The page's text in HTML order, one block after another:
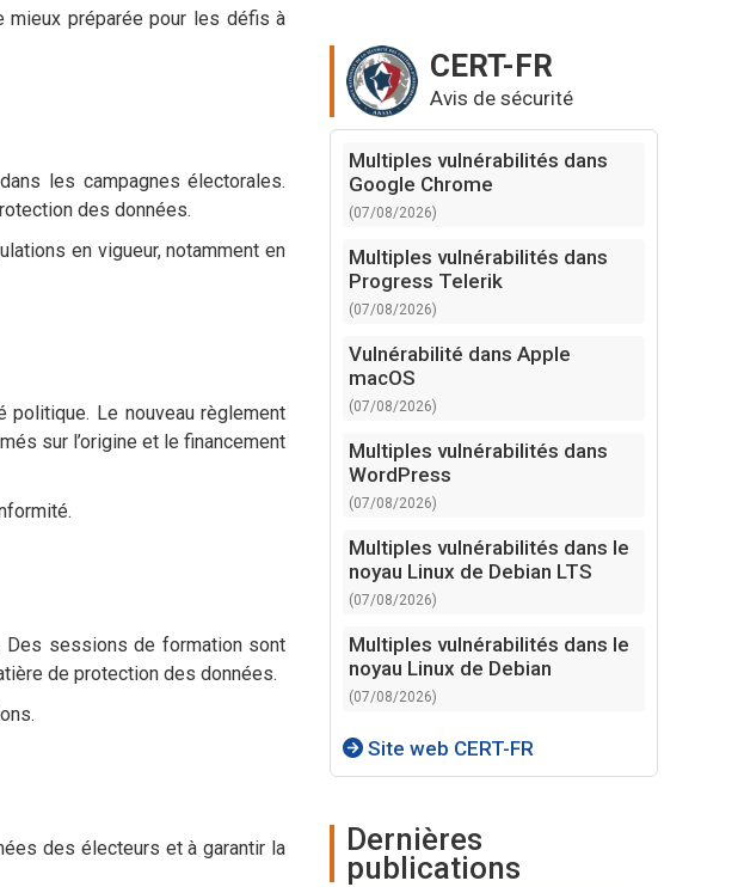
mieux préparée pour les défis à
les campagnes électorales.
des données.
en vigueur, notamment en
politique. Le nouveau règlement
sur l’origine et le financement
Des sessions de formation sont
de protection des données.
des électeurs et à garantir la
CERT-FR
Avis de sécurité
Multiples vulnérabilités dans
Google Chrome
(07/08/2026)
Multiples vulnérabilités dans
Progress Telerik
(07/08/2026)
Vulnérabilité dans Apple
macOS
(07/08/2026)
Multiples vulnérabilités dans
WordPress
(07/08/2026)
Multiples vulnérabilités dans le
noyau Linux de Debian LTS
(07/08/2026)
Multiples vulnérabilités dans le
noyau Linux de Debian
(07/08/2026)
Site web CERT-FR
Dernières
publications